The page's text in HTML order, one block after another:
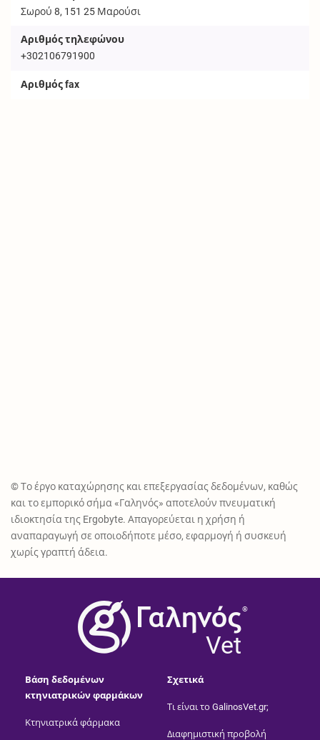
Σωρού 8, 151 25 Μαρούσι
Αριθμός τηλεφώνου
+302106791900
Αριθμός fax
© Το έργο καταχώρησης και επεξεργασίας δεδομένων, καθώς
και το εμπορικό σήμα «Γαληνός» αποτελούν πνευματική
ιδιοκτησία της Ergobyte. Απαγορεύεται η χρήση ή
αναπαραγωγή σε οποιοδήποτε μέσο, εφαρμογή ή συσκευή
χωρίς γραπτή άδεια.
®
Vet
Βάση δεδομένων
κτηνιατρικών φαρμάκων
Κτηνιατρικά φάρμακα
Σχετικά
Τι είναι το GalinosVet.gr;
Διαφημιστική προβολή